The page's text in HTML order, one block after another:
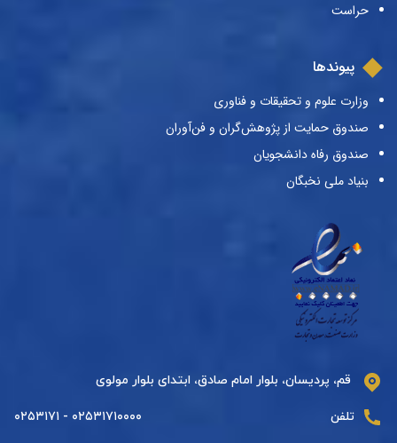
حراست
پیوندها
وزارت علوم و تحقیقات و فناوری
صندوق حمایت از پژوهش‌گران و فن‌آوران
صندوق رفاه دانشجویان
بنیاد ملی نخبگان
قم، پردیسان، بلوار امام صادق، ابتدای بلوار مولوی
تلفن ۰۲۵۳۱۷۱۰۰۰۰ - ۰۲۵۳۱۷۱